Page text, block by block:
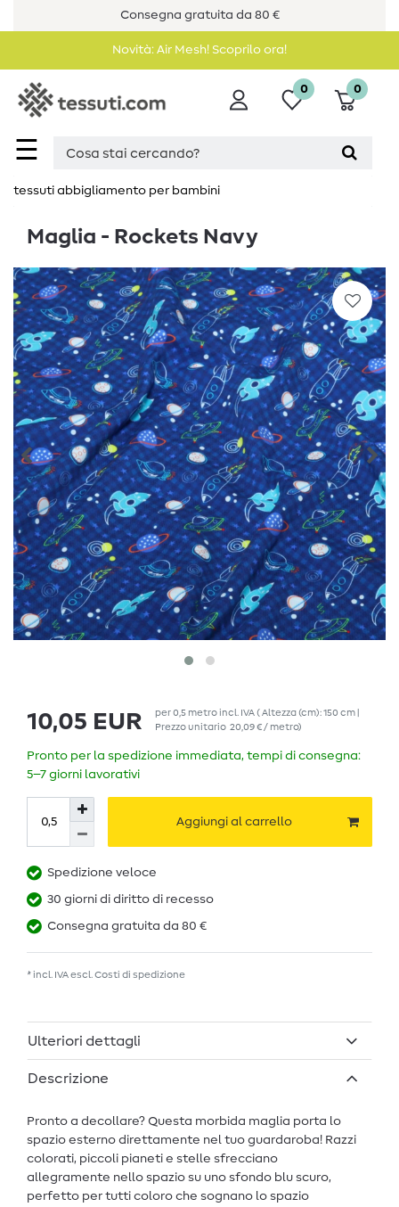
Consegna gratuita da 80 €
Novità: Air Mesh! Scoprilo ora!
☰
0 0
tessuti abbigliamento per bambini
Maglia - Rockets Navy
10,05 EUR per0,5 metro incl. IVA( Altezza (cm): 150 cm |
Prezzo unitario 20,09 € / metro)
Pronto per la spedizione immediata, tempi di consegna:
5–7 giorni lavorativi
Aggiungi al carrello
Spedizione veloce
30 giorni di diritto di recesso
Consegna gratuita da 80 €
* incl. IVA escl.Costi di spedizione
Ulteriori dettagli
Descrizione
Pronto a decollare? Questa morbida maglia porta lo
spazio esterno direttamente nel tuo guardaroba! Razzi
colorati, piccoli pianeti e stelle sfrecciano
allegramente nello spazio su uno sfondo blu scuro,
perfetto per tutti coloro che sognano lo spazio